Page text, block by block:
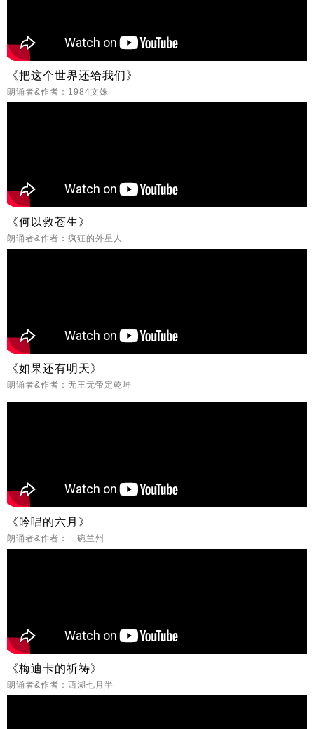
《把这个世界还给我们》
朗诵者&作者：1984文姝
《何以救苍生》
朗诵者&作者：疯狂的外星人
《如果还有明天》
朗诵者&作者：无王无帝定乾坤
《吟唱的六月》
朗诵者&作者：一碗兰州
《梅迪卡的祈祷》
朗诵者&作者：西湖七月半